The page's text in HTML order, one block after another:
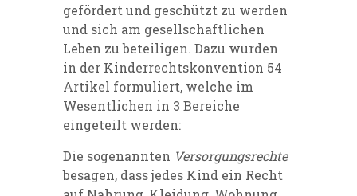
gefördert und geschützt zu werden
und sich am gesellschaftlichen
Leben zu beteiligen. Dazu wurden
in der Kinderrechtskonvention 54
Artikel formuliert, welche im
Wesentlichen in 3 Bereiche
eingeteilt werden:
Die sogenannten Versorgungsrechte
besagen, dass jedes Kind ein Recht